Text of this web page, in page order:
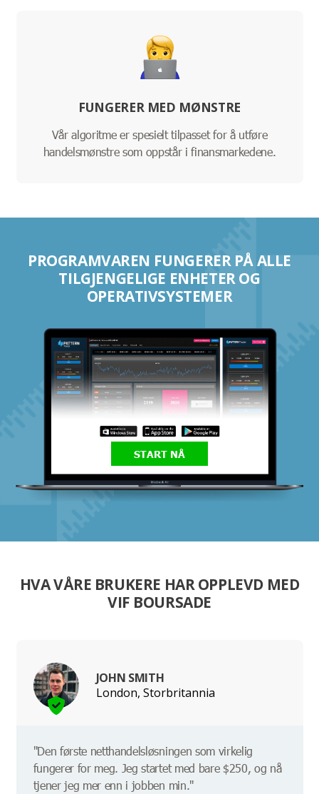
FUNGERER MED MØNSTRE
Vår algoritme er spesielt tilpasset for å utføre
handelsmønstre som oppstår i finansmarkedene.
PROGRAMVAREN FUNGERER PÅ ALLE
TILGJENGELIGE ENHETER OG
OPERATIVSYSTEMER
START NÅ
HVA VÅRE BRUKERE HAR OPPLEVD MED
VIF BOURSADE
JOHN SMITH
London, Storbritannia
"Den første netthandelsløsningen som virkelig
fungerer for meg. Jeg startet med bare $250, og nå
tjener jeg mer enn i jobben min."